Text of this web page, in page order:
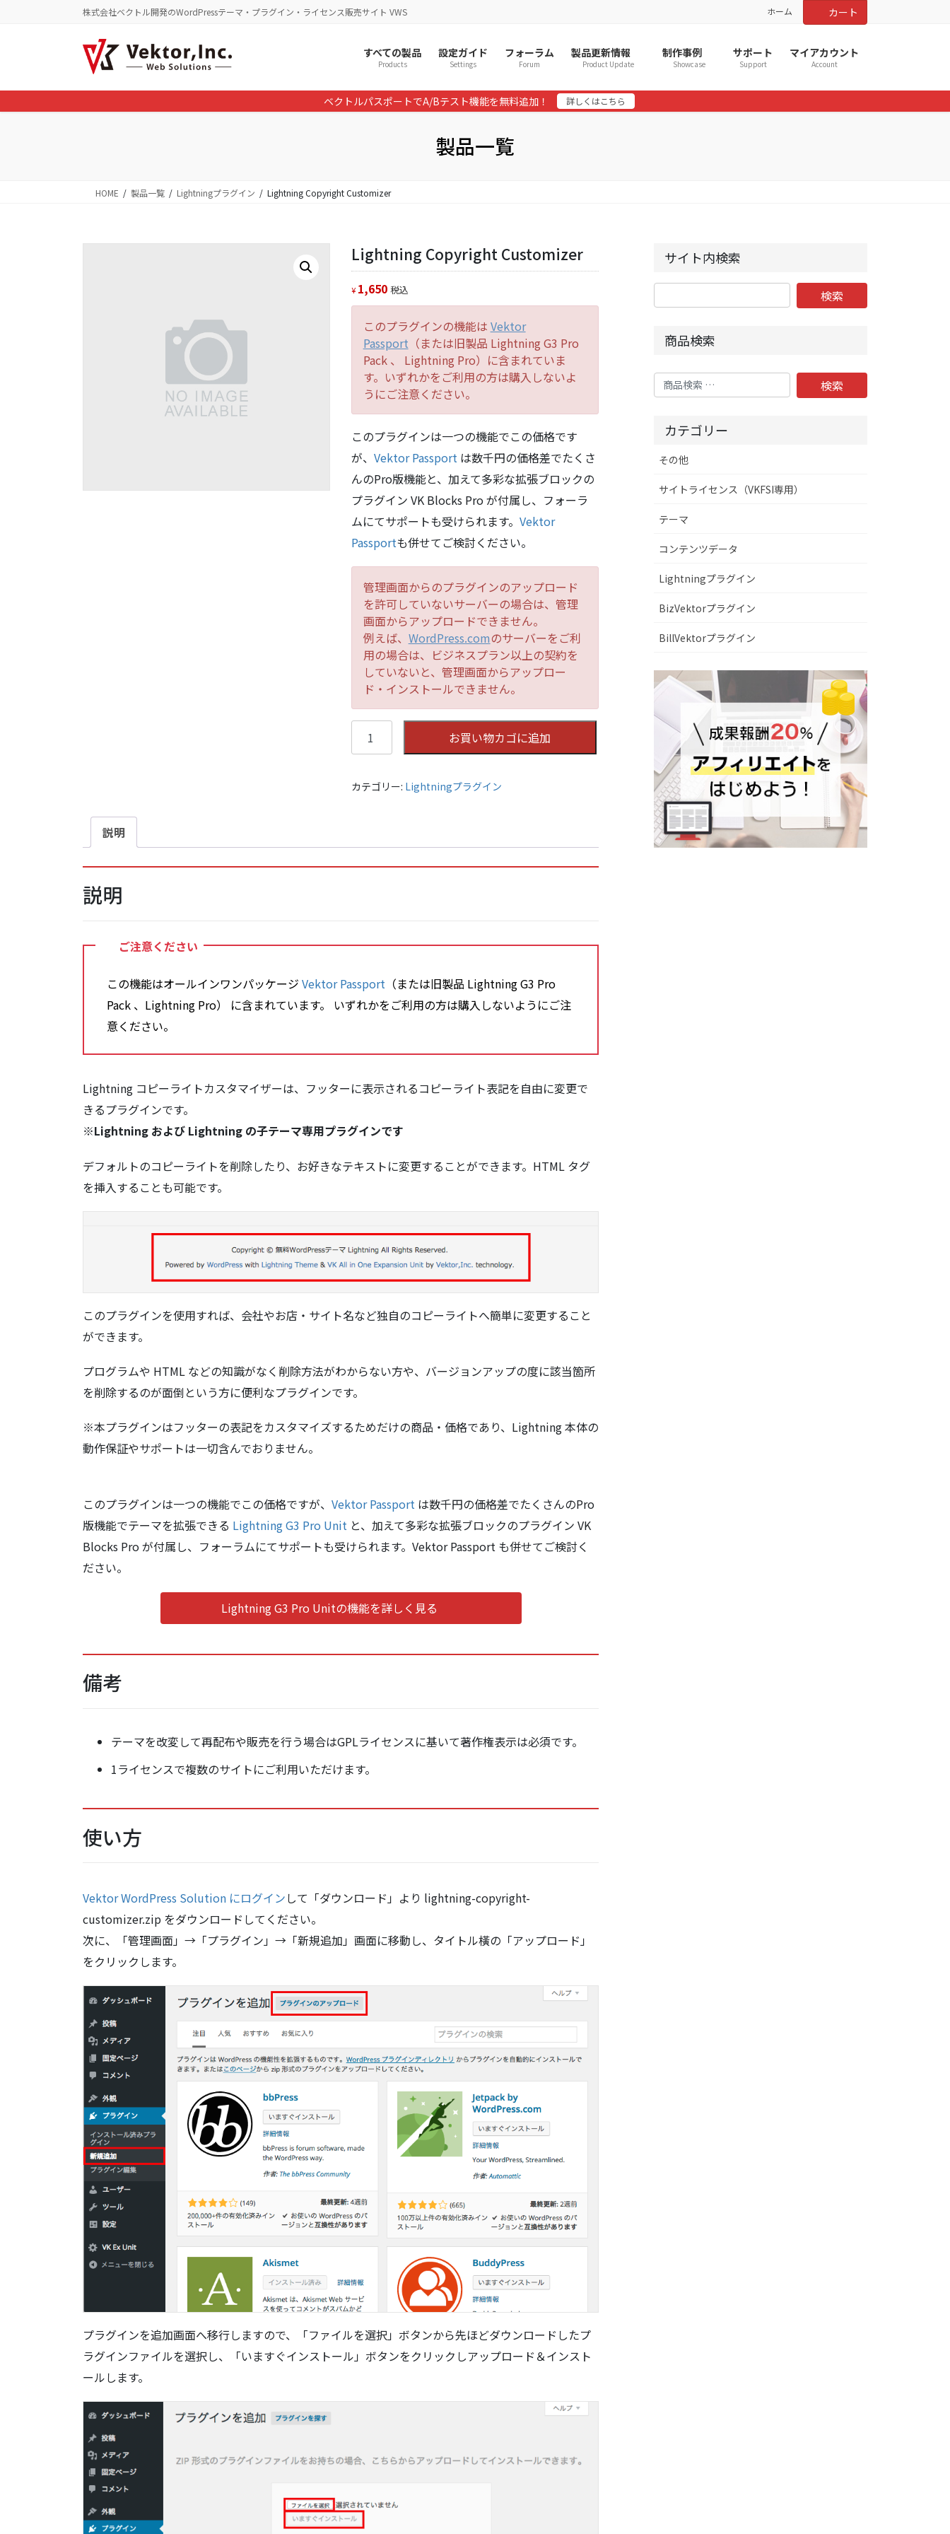
に
移
ョ
ン
株式会社ベクトル開発のWordPressテーマ・プラグイン・ライセンス販売サイト VWS ホーム カート
すべての製品
Products
設定ガイド
Settings
フォーラム
Forum
製品更新情報
Product Update
制作事例
Showcase
サポート
Support
マイアカウント
Account
ベクトルパスポートでA/Bテスト機能を無料追加！ 詳しくはこちら
製品一覧
HOME 製品一覧 Lightningプラグイン Lightning Copyright Customizer
Lightning Copyright Customizer
¥ 1,650 税込
このプラグインの機能は Vektor
Passport （または旧製品 Lightning G3 Pro
Pack 、 Lightning Pro）に含まれていま
す。いずれかをご利用の方は購入しないよ
うにご注意ください。
このプラグインは一つの機能でこの価格です
が、 Vektor Passport は数千円の価格差でたくさ
んのPro版機能と、加えて多彩な拡張ブロックの
プラグイン VK Blocks Pro が付属し、フォーラ
ムにてサポートも受けられます。 Vektor
Passportも併せてご検討ください。
管理画面からのプラグインのアップロード
を許可していないサーバーの場合は、管理
画面からアップロードできません。
例えば、 WordPress.comのサーバーをご利
用の場合は、ビジネスプラン以上の契約を
していないと、管理画面からアップロー
ド・インストールできません。
Copyright
個
お買い物カゴに追加
カテゴリー: Lightningプラグイン
説明
説明
ご注意ください
この機能はオールインワンパッケージ Vektor Passport （または旧製品 Lightning G3 Pro
Pack 、Lightning Pro） に含まれています。 いずれかをご利用の方は購入しないようにご注
意ください。
Lightning コピーライトカスタマイザーは、フッターに表示されるコピーライト表記を自由に変更で
きるプラグインです。
※Lightning および Lightning の子テーマ専用プラグインです
デフォルトのコピーライトを削除したり、お好きなテキストに変更することができます。HTML タグ
を挿入することも可能です。
このプラグインを使用すれば、会社やお店・サイト名など独自のコピーライトへ簡単に変更すること
ができます。
プログラムや HTML などの知識がなく削除方法がわからない方や、バージョンアップの度に該当箇所
を削除するのが面倒という方に便利なプラグインです。
※本プラグインはフッターの表記をカスタマイズするためだけの商品・価格であり、Lightning 本体の
動作保証やサポートは一切含んでおりません。
このプラグインは一つの機能でこの価格ですが、 Vektor Passport は数千円の価格差でたくさんのPro
版機能でテーマを拡張できる Lightning G3 Pro Unit と、加えて多彩な拡張ブロックのプラグイン VK
Blocks Pro が付属し、フォーラムにてサポートも受けられます。Vektor Passport も併せてご検討く
ださい。
Lightning G3 Pro Unitの機能を詳しく見る
備考
テーマを改変して再配布や販売を行う場合はGPLライセンスに基いて著作権表示は必須です。
1ライセンスで複数のサイトにご利用いただけます。
使い方
Vektor WordPress Solution にログインして「ダウンロード」より lightning-copyright-
customizer.zip をダウンロードしてください。
次に、「管理画面」→「プラグイン」→「新規追加」画面に移動し、タイトル橫の「アップロード」
をクリックします。
プラグインを追加画面へ移行しますので、「ファイルを選択」ボタンから先ほどダウンロードしたプ
ラグインファイルを選択し、「いますぐインストール」ボタンをクリックしアップロード＆インスト
ールします。
サイト内検索
商品検索
検
索
象:
検索
カテゴリー
その他
サイトライセンス（VKFSI専用）
テーマ
コンテンツデータ
Lightningプラグイン
BizVektorプラグイン
BillVektorプラグイン